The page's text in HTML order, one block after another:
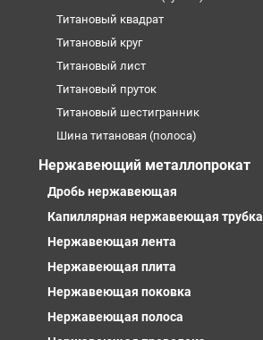
Титановый квадрат
Титановый круг
Титановый лист
Титановый пруток
Титановый шестигранник
Шина титановая (полоса)
Нержавеющий металлопрокат
Дробь нержавеющая
Капиллярная нержавеющая трубка
Нержавеющая лента
Нержавеющая плита
Нержавеющая поковка
Нержавеющая полоса